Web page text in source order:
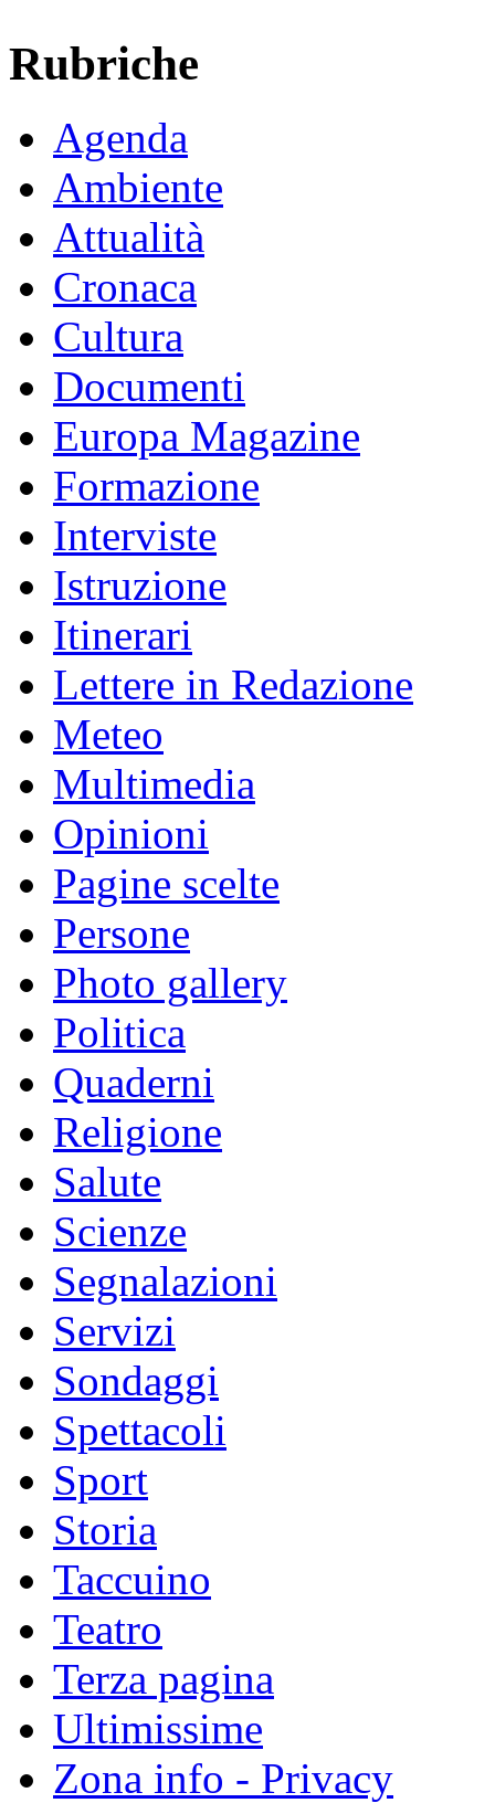
Rubriche
Agenda
Ambiente
Attualità
Cronaca
Cultura
Documenti
Europa Magazine
Formazione
Interviste
Istruzione
Itinerari
Lettere in Redazione
Meteo
Multimedia
Opinioni
Pagine scelte
Persone
Photo gallery
Politica
Quaderni
Religione
Salute
Scienze
Segnalazioni
Servizi
Sondaggi
Spettacoli
Sport
Storia
Taccuino
Teatro
Terza pagina
Ultimissime
Zona info - Privacy